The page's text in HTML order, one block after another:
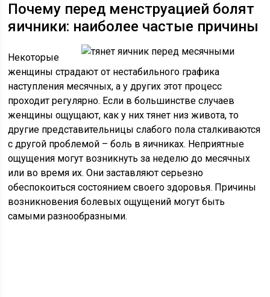
Почему перед менструацией болят
яичники: наиболее частые причины
Некоторые
женщины страдают от нестабильного графика
наступления месячных, а у других этот процесс
проходит регулярно. Если в большинстве случаев
женщины ощущают, как у них тянет низ живота, то
другие представительницы слабого пола сталкиваются
с другой проблемой – боль в яичниках. Неприятные
ощущения могут возникнуть за неделю до месячных
или во время их. Они заставляют серьезно
обеспокоиться состоянием своего здоровья. Причины
возникновения болевых ощущений могут быть
самыми разнообразными.